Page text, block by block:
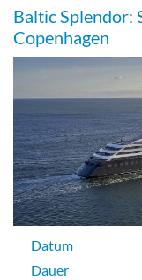
Baltic Splendor:
Copenhagen
Datum
Dauer